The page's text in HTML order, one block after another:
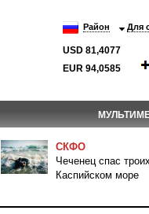
Район Для
USD 81,4077
EUR 94,0585
СКФО
Чеченец спас
Каспийском море